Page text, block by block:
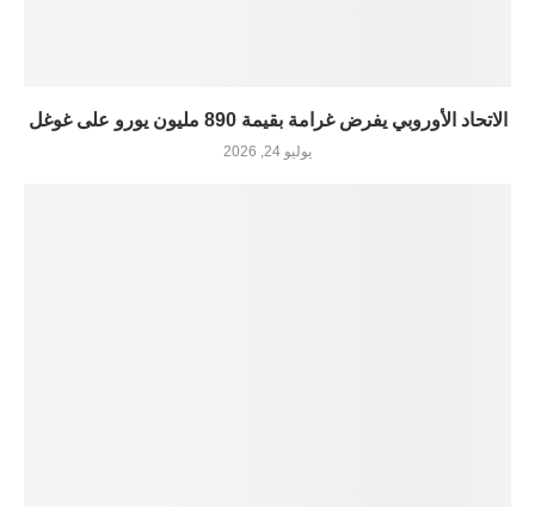
الاتحاد الأوروبي يفرض غرامة بقيمة 890 مليون يورو على غوغل
يوليو 24, 2026